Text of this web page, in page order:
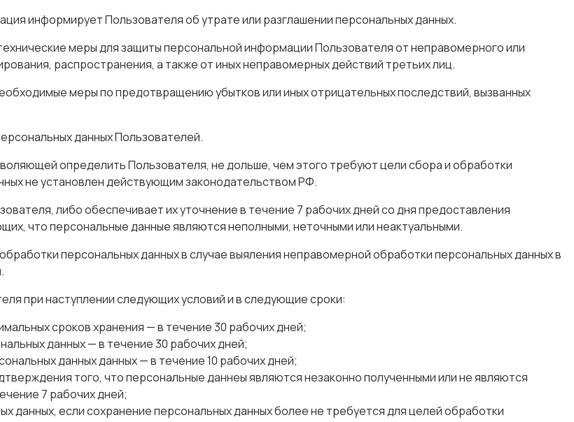
информирует Пользователя об утрате или разглашении персональных данных.
меры для защиты персональной информации Пользователя от неправомерного или
распространения, а также от иных неправомерных действий третьих лиц.
меры по предотвращению убытков или иных отрицательных последствий, вызванных
данных Пользователей.
определить Пользователя, не дольше, чем этого требуют цели сбора и обработки
не установлен действующим законодательством РФ.
либо обеспечивает их уточнение в течение 7 рабочих дней со дня предоставления
что персональные данные являются неполными, неточными или неактуальными.
персональных данных в случае выяления неправомерной обработки персональных данных в
при наступлении следующих условий и в следующие сроки:
сроков хранения — в течение 30 рабочих дней;
данных — в течение 30 рабочих дней;
данных данных — в течение 10 рабочих дней;
того, что персональные даннеы являются незаконно полученными или не являются
7 рабочих дней;
данных, если сохранение персональных данных более не требуется для целей обработки